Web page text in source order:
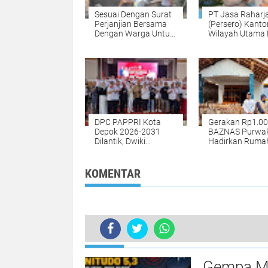
Sesuai Dengan Surat
Perjanjian Bersama
Dengan Warga Untuk
Kobak Penampungan
Air
PT Jasa
(Persero)
Wilayah Utama
Lintas Polda
Jaya
DPC PAPPRI Kota
Depok 2026-2031
Dilantik, Dwiki
Gerakan Rp1.000,
BAZNAS
Hadirkan
KOMENTAR
TERKINI